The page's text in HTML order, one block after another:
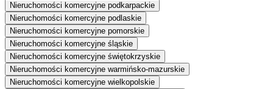
Nieruchomości komercyjne podkarpackie
Nieruchomości komercyjne podlaskie
Nieruchomości komercyjne pomorskie
Nieruchomości komercyjne śląskie
Nieruchomości komercyjne świętokrzyskie
Nieruchomości komercyjne warmińsko-mazurskie
Nieruchomości komercyjne wielkopolskie